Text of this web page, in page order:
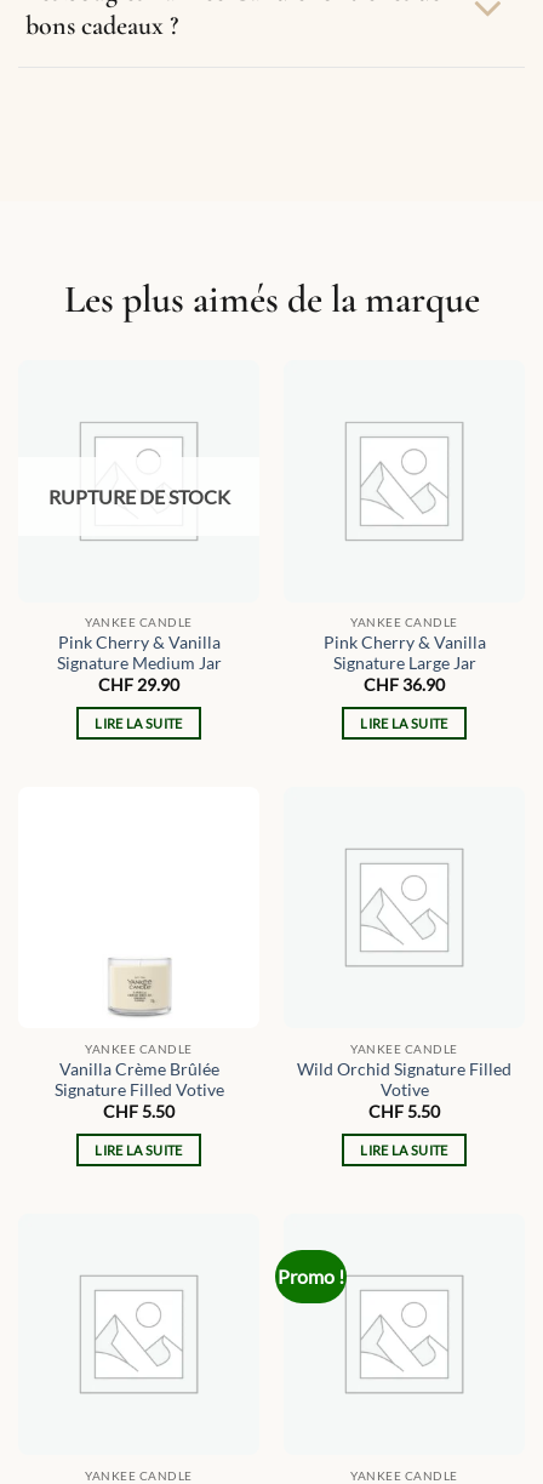
bons cadeaux ?
Les plus aimés de la marque
RUPTURE DE STOCK
YANKEE CANDLE
Pink Cherry & Vanilla
Signature Medium Jar
CHF 29.90
LIRE LA SUITE
YANKEE CANDLE
Pink Cherry & Vanilla
Signature Large Jar
CHF36.90
LIRE LA SUITE
YANKEE CANDLE
Vanilla Crème Brûlée
Signature Filled Votive
CHF5.50
LIRE LA SUITE
YANKEE CANDLE
Wild Orchid Signature Filled
Votive
CHF5.50
LIRE LA SUITE
YANKEE CANDLE
Promo !
YANKEE CANDLE